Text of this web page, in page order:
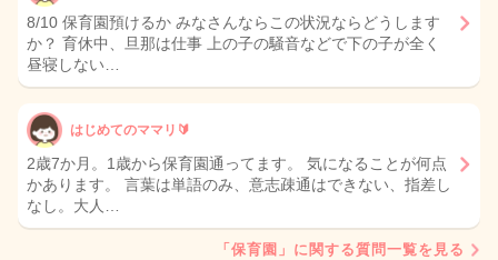
8/10 保育園預けるか みなさんならこの状況ならどうします
か？ 育休中、旦那は仕事 上の子の騒音などで下の子が全く
昼寝しない…
はじめてのママリ🔰
2歳7か月。1歳から保育園通ってます。 気になることが何点
かあります。 言葉は単語のみ、意志疎通はできない、指差し
なし。大人…
「保育園」に関する質問一覧を見る